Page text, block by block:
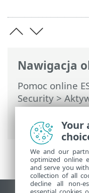
Nawigacja
Pomoc online
Security>
Security>
> Rejestracja
Your
We and our
optimized online
and serve you
collection of all
decline all non-